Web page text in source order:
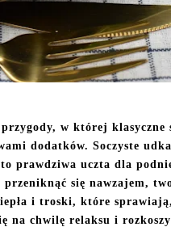
w której klasyczne
dodatków. Soczyste
prawdziwa uczta dla
się nawzajem,
i troski, które
na chwilę relaksu i